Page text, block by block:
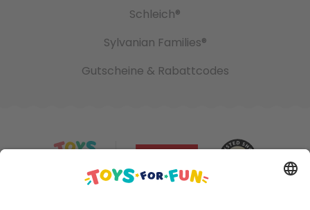
Schleich®
Sylvanian Families®
Gutscheine & Rabattcodes